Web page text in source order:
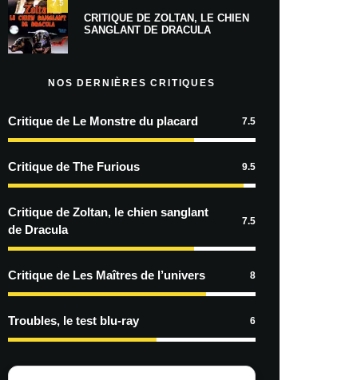
7.5
CRITIQUE DE ZOLTAN, LE CHIEN
SANGLANT DE DRACULA
NOS DERNIÈRES CRITIQUES
Critique de Le Monstre du placard 7.5
Critique de The Furious 9.5
Critique de Zoltan, le chien sanglant
de Dracula
7.5
Critique de Les Maîtres de l’univers 8
Troubles, le test blu-ray 6